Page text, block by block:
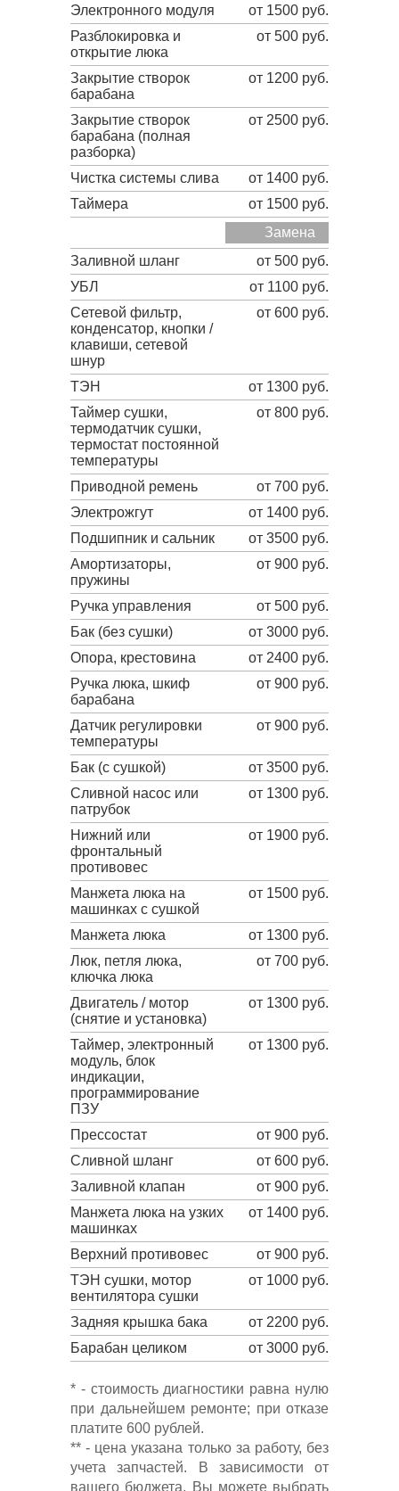
Электронного модуля
от 1500 руб.
Разблокировка и
открытие люка
от 500 руб.
Закрытие створок
барабана
от 1200 руб.
Закрытие створок
барабана (полная
разборка)
от 2500 руб.
Чистка системы слива
от 1400 руб.
Таймера
от 1500 руб.
Замена
Заливной шланг
от 500 руб.
УБЛ
от 1100 руб.
Сетевой фильтр,
конденсатор, кнопки /
клавиши, сетевой
шнур
от 600 руб.
ТЭН
от 1300 руб.
Таймер сушки,
термодатчик сушки,
термостат постоянной
температуры
от 800 руб.
Приводной ремень
от 700 руб.
Электрожгут
от 1400 руб.
Подшипник и сальник
от 3500 руб.
Амортизаторы,
пружины
от 900 руб.
Ручка управления
от 500 руб.
Бак (без сушки)
от 3000 руб.
Опора, крестовина
от 2400 руб.
Ручка люка, шкиф
барабана
от 900 руб.
Датчик регулировки
температуры
от 900 руб.
Бак (с сушкой)
от 3500 руб.
Сливной насос или
патрубок
от 1300 руб.
Нижний или
фронтальный
противовес
от 1900 руб.
Манжета люка на
машинках с сушкой
от 1500 руб.
Манжета люка
от 1300 руб.
Люк, петля люка,
ключка люка
от 700 руб.
Двигатель / мотор
(снятие и установка)
от 1300 руб.
Таймер, электронный
модуль, блок
индикации,
программирование
ПЗУ
от 1300 руб.
Прессостат
от 900 руб.
Сливной шланг
от 600 руб.
Заливной клапан
от 900 руб.
Манжета люка на узких
машинках
от 1400 руб.
Верхний противовес
от 900 руб.
ТЭН сушки, мотор
вентилятора сушки
от 1000 руб.
Задняя крышка бака
от 2200 руб.
Барабан целиком
от 3000 руб.
* - стоимость диагностики равна нулю
при дальнейшем ремонте; при отказе
платите 600 рублей.
** - цена указана только за работу, без
учета запчастей. В зависимости от
вашего бюджета, Вы можете выбрать